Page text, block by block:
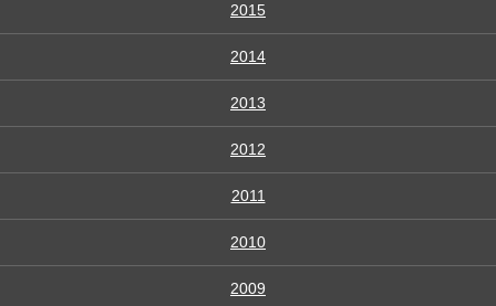
2015
2014
2013
2012
2011
2010
2009